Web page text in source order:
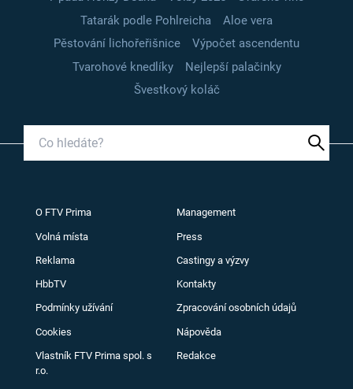
Tatarák podle Pohlreicha
Aloe vera
Pěstování lichořeřišnice
Výpočet ascendentu
Tvarohové knedlíky
Nejlepší palačinky
Švestkový koláč
O FTV Prima Management
Volná místa Press
Reklama Castingy a výzvy
HbbTV Kontakty
Podmínky užívání Zpracování osobních údajů
Cookies Nápověda
Vlastník FTV Prima spol. s
r.o.
Redakce